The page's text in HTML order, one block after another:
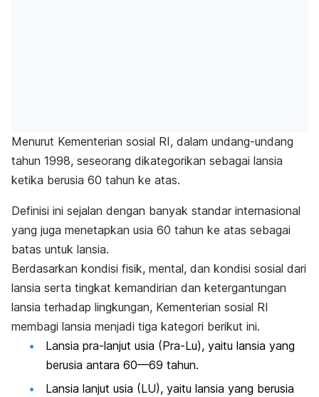
Menurut Kementerian sosial RI, dalam undang-undang
tahun 1998, seseorang dikategorikan sebagai lansia
ketika berusia 60 tahun ke atas.
Definisi ini sejalan dengan banyak standar internasional
yang juga menetapkan usia 60 tahun ke atas sebagai
batas untuk lansia.
Berdasarkan kondisi fisik, mental, dan kondisi sosial dari
lansia serta tingkat kemandirian dan ketergantungan
lansia terhadap lingkungan, Kementerian sosial RI
membagi lansia menjadi tiga kategori berikut ini.
Lansia pra-lanjut usia (Pra-Lu), yaitu lansia yang
berusia antara 60—69 tahun.
Lansia lanjut usia (LU), yaitu lansia yang berusia